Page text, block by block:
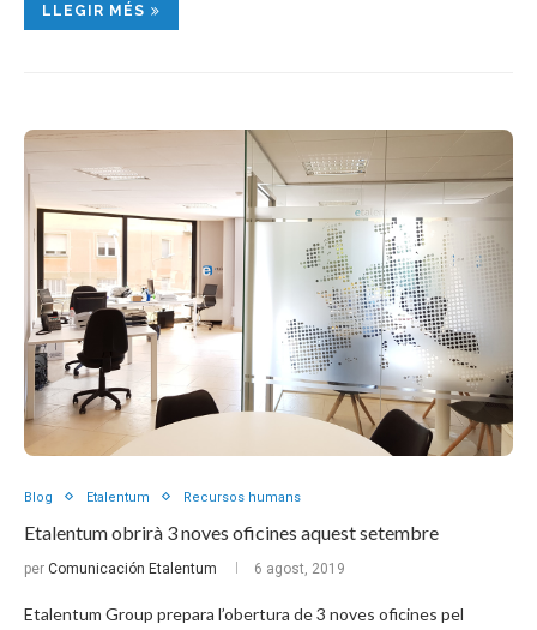
LLEGIR MÉS
Blog Etalentum Recursos humans
Etalentum obrirà 3 noves oficines aquest setembre
per Comunicación Etalentum 6 agost, 2019
Etalentum Group prepara l’obertura de 3 noves oficines pel